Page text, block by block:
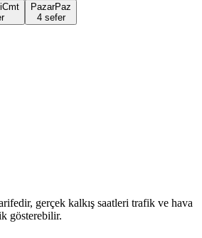
Cmt
PazarPaz
4 sefer
gerçek kalkış saatleri trafik ve hava
gösterebilir.